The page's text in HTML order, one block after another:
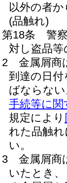
以外の者
(品触れ)
第18条
警
対し盗品
2
金属屑商
到達の日
ばならな
手続等に関
規定により
れた品触
い。
3
金属屑商
いたとき